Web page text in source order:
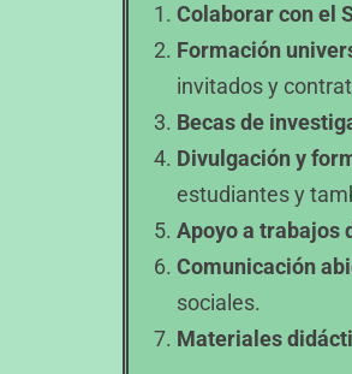
Colaborar con el
Formación
invitados y
Becas de
Divulgación y
estudiantes y
Apoyo a trabajos
Comunicación
sociales.
Materiales